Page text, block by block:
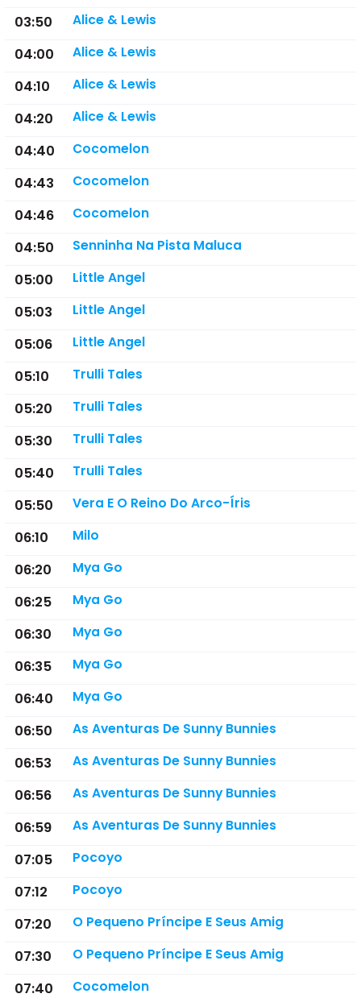
03:50 Alice & Lewis
04:00 Alice & Lewis
04:10 Alice & Lewis
04:20 Alice & Lewis
04:40 Cocomelon
04:43 Cocomelon
04:46 Cocomelon
04:50 Senninha Na Pista Maluca
05:00 Little Angel
05:03 Little Angel
05:06 Little Angel
05:10 Trulli Tales
05:20 Trulli Tales
05:30 Trulli Tales
05:40 Trulli Tales
05:50 Vera E O Reino Do Arco-Íris
06:10 Milo
06:20 Mya Go
06:25 Mya Go
06:30 Mya Go
06:35 Mya Go
06:40 Mya Go
06:50 As Aventuras De Sunny Bunnies
06:53 As Aventuras De Sunny Bunnies
06:56 As Aventuras De Sunny Bunnies
06:59 As Aventuras De Sunny Bunnies
07:05 Pocoyo
07:12 Pocoyo
07:20 O Pequeno Príncipe E Seus Amig
07:30 O Pequeno Príncipe E Seus Amig
07:40 Cocomelon